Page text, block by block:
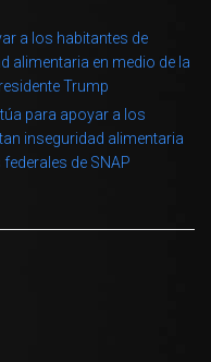
a los habitantes de
alimentaria en medio de la
Trump
para apoyar a los
inseguridad alimentaria
de SNAP